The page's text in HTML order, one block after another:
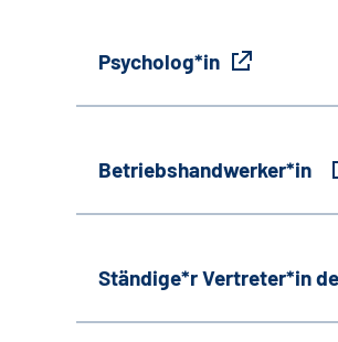
Psycholog*in
Betriebshandwerker*in
Ständige*r Vertreter*in